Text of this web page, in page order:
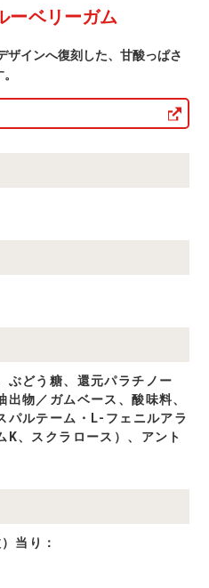
ベリーガム
ザインへ復刻した、甘酸っぱさ
ぶどう糖、還元パラチノー
物／ガムベース、酸味料、
パルテーム・L-フェニルアラ
K、スクラロース）、アント
当り：